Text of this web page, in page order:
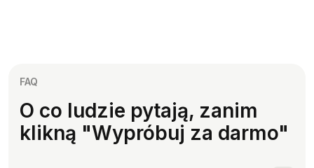
FAQ
O co ludzie pytają, zanim
klikną "Wypróbuj za darmo"